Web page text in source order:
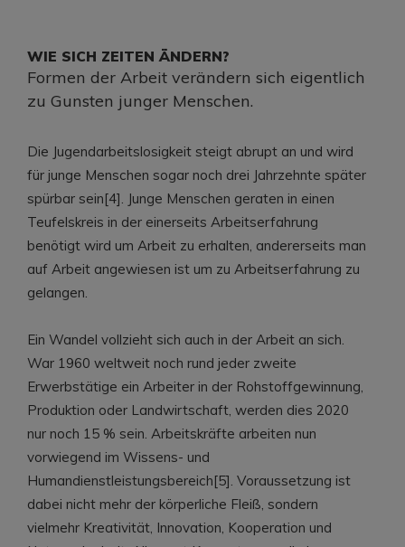
WIE SICH ZEITEN ÄNDERN?
Formen der Arbeit verändern sich eigentlich
zu Gunsten junger Menschen.
Die Jugendarbeitslosigkeit steigt abrupt an und wird
für junge Menschen sogar noch drei Jahrzehnte später
spürbar sein[4]. Junge Menschen geraten in einen
Teufelskreis in der einerseits Arbeitserfahrung
benötigt wird um Arbeit zu erhalten, andererseits man
auf Arbeit angewiesen ist um zu Arbeitserfahrung zu
gelangen.
Ein Wandel vollzieht sich auch in der Arbeit an sich.
War 1960 weltweit noch rund jeder zweite
Erwerbstätige ein Arbeiter in der Rohstoffgewinnung,
Produktion oder Landwirtschaft, werden dies 2020
nur noch 15 % sein. Arbeitskräfte arbeiten nun
vorwiegend im Wissens- und
Humandienstleistungsbereich[5]. Voraussetzung ist
dabei nicht mehr der körperliche Fleiß, sondern
vielmehr Kreativität, Innovation, Kooperation und